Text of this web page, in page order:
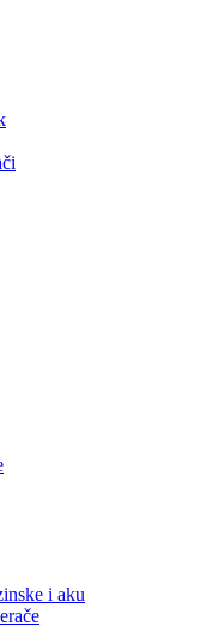
i aku